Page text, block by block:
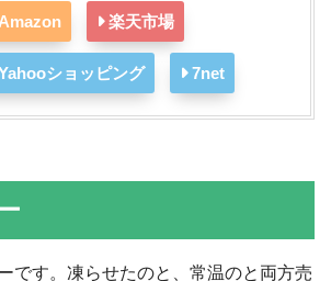
Amazon 楽天市場
ショッピング 7net
です。凍らせたのと、常温のと両方売